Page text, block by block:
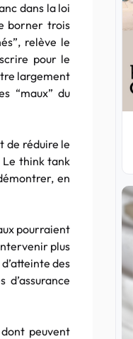
dans la loi
borner trois
relève le
pour le
largement
“maux” du
de réduire le
Le think tank
en
pourraient
plus
des
peuvent